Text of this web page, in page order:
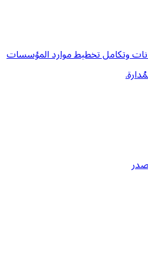
وتكامل تخطيط موارد المؤسسات